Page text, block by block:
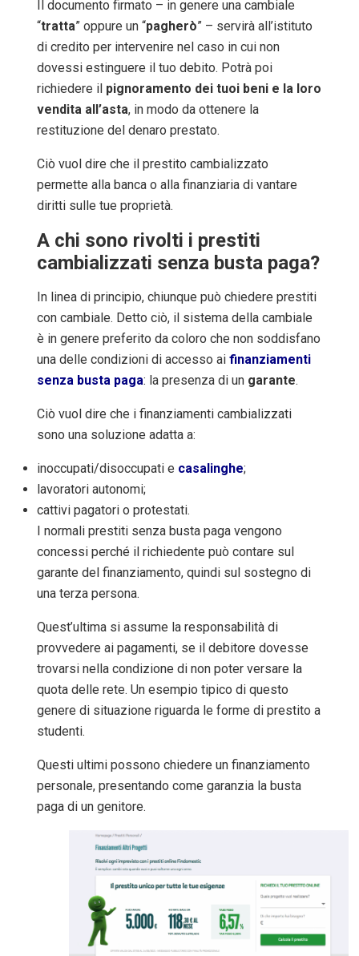
Il documento firmato – in genere una cambiale
“tratta” oppure un “pagherò” – servirà all’istituto
di credito per intervenire nel caso in cui non
dovessi estinguere il tuo debito. Potrà poi
richiedere il pignoramento dei tuoi beni e la loro
vendita all’asta, in modo da ottenere la
restituzione del denaro prestato.
Ciò vuol dire che il prestito cambializzato
permette alla banca o alla finanziaria di vantare
diritti sulle tue proprietà.
A chi sono rivolti i prestiti
cambializzati senza busta paga?
In linea di principio, chiunque può chiedere prestiti
con cambiale. Detto ciò, il sistema della cambiale
è in genere preferito da coloro che non soddisfano
una delle condizioni di accesso ai finanziamenti
senza busta paga: la presenza di un garante.
Ciò vuol dire che i finanziamenti cambializzati
sono una soluzione adatta a:
inoccupati/disoccupati e casalinghe;
lavoratori autonomi;
cattivi pagatori o protestati.
I normali prestiti senza busta paga vengono
concessi perché il richiedente può contare sul
garante del finanziamento, quindi sul sostegno di
una terza persona.
Quest’ultima si assume la responsabilità di
provvedere ai pagamenti, se il debitore dovesse
trovarsi nella condizione di non poter versare la
quota delle rete. Un esempio tipico di questo
genere di situazione riguarda le forme di prestito a
studenti.
Questi ultimi possono chiedere un finanziamento
personale, presentando come garanzia la busta
paga di un genitore.